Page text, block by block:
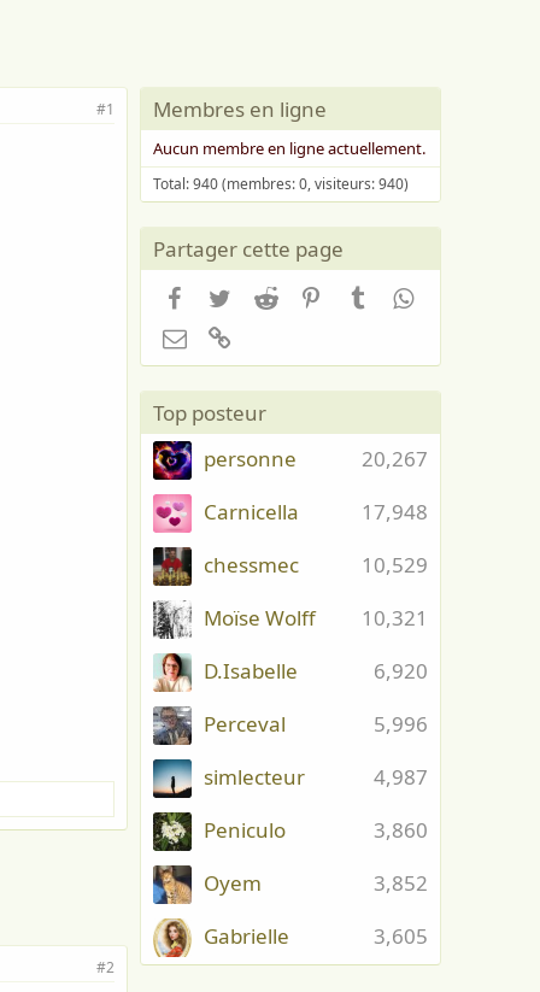
#1
#2
Membres en ligne
Aucun membre en ligne actuellement.
Total: 940 (membres: 0, visiteurs: 940)
Partager cette page
Facebook
TwitterReddit PinterestTumblrWhatsApp
Email
Top posteur
20,267
personne
17,948
Carnicella
10,529
chessmec
10,321
Moïse Wolff
6,920
D.Isabelle
5,996
Perceval
4,987
simlecteur
3,860
Peniculo
3,852
Oyem
3,605
Gabrielle